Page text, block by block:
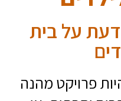
על בית
פרויקט מהנה